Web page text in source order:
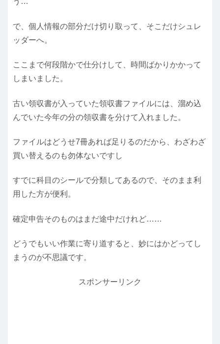
で、個人情報の部分だけ切り取って、そこだけシュレ
ッダーへ。
ここまで何段階かで仕分けして、時間ばかりかかって
しまいました。
古い領収書が入っていた領収書ファイルには、溜め込
んでいた今年の分の領収書を分けて入れました。
ファイルはどうせ7冊あれば足りるのだから、わざわざ
買い替えるのも勿体ないですし
すでに科目のシールで分類してあるので、そのまま利
用した方が便利。
確定申告そのものはまだ途中だけれど……
どうでもいい作業に寄り道すると、妙にはかどってし
まうのが不思議です。
スポンサーリンク